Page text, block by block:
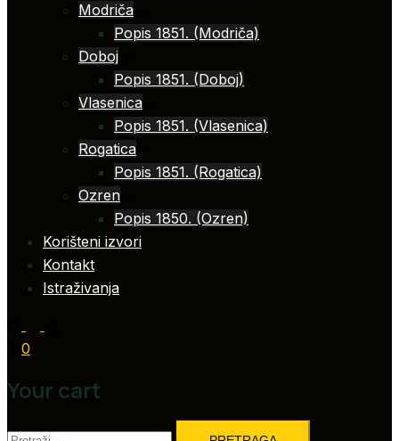
Modriča
Popis 1851. (Modriča)
Doboj
Popis 1851. (Doboj)
Vlasenica
Popis 1851. (Vlasenica)
Rogatica
Popis 1851. (Rogatica)
Ozren
Popis 1850. (Ozren)
Korišteni izvori
Kontakt
Istraživanja
0
Your cart
Pretraga: